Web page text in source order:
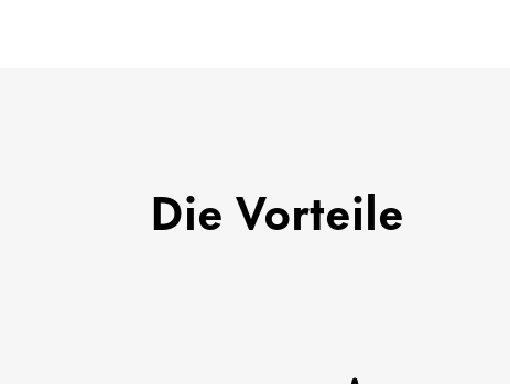
Die Vorteile